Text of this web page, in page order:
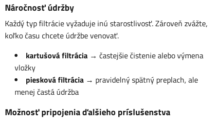
Náročnosť údržby
Každý typ filtrácie vyžaduje inú starostlivosť. Zároveň zvážte,
koľko času chcete údržbe venovať.
kartušová filtrácia → častejšie čistenie alebo výmena
vložky
piesková filtrácia → pravidelný spätný preplach, ale
menej častá údržba
Možnosť pripojenia ďalšieho príslušenstva